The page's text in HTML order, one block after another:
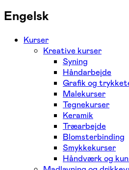
Engelsk
Kurser
Kreative kurser
Syning
Håndarbejde
Grafik og
Malekurser
Tegnekurser
Keramik
Træarbejde
Blomsterbinding
Smykkekurser
Håndværk og